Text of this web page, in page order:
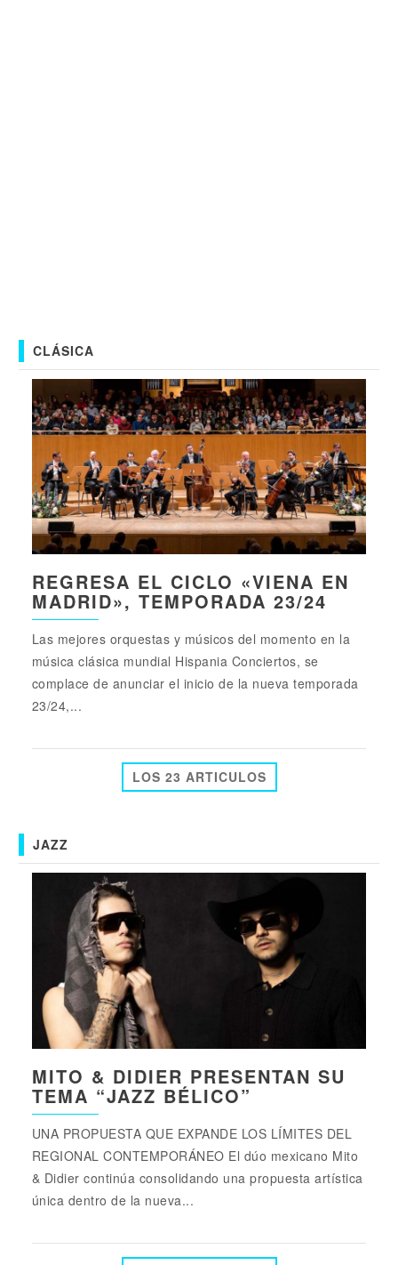
CLÁSICA
REGRESA EL CICLO «VIENA EN
MADRID», TEMPORADA 23/24
Las mejores orquestas y músicos del momento en la
música clásica mundial Hispania Conciertos, se
complace de anunciar el inicio de la nueva temporada
23/24,...
LOS 23 ARTICULOS
JAZZ
MITO & DIDIER PRESENTAN SU
TEMA “JAZZ BÉLICO”
UNA PROPUESTA QUE EXPANDE LOS LÍMITES DEL
REGIONAL CONTEMPORÁNEO El dúo mexicano Mito
& Didier continúa consolidando una propuesta artística
única dentro de la nueva...